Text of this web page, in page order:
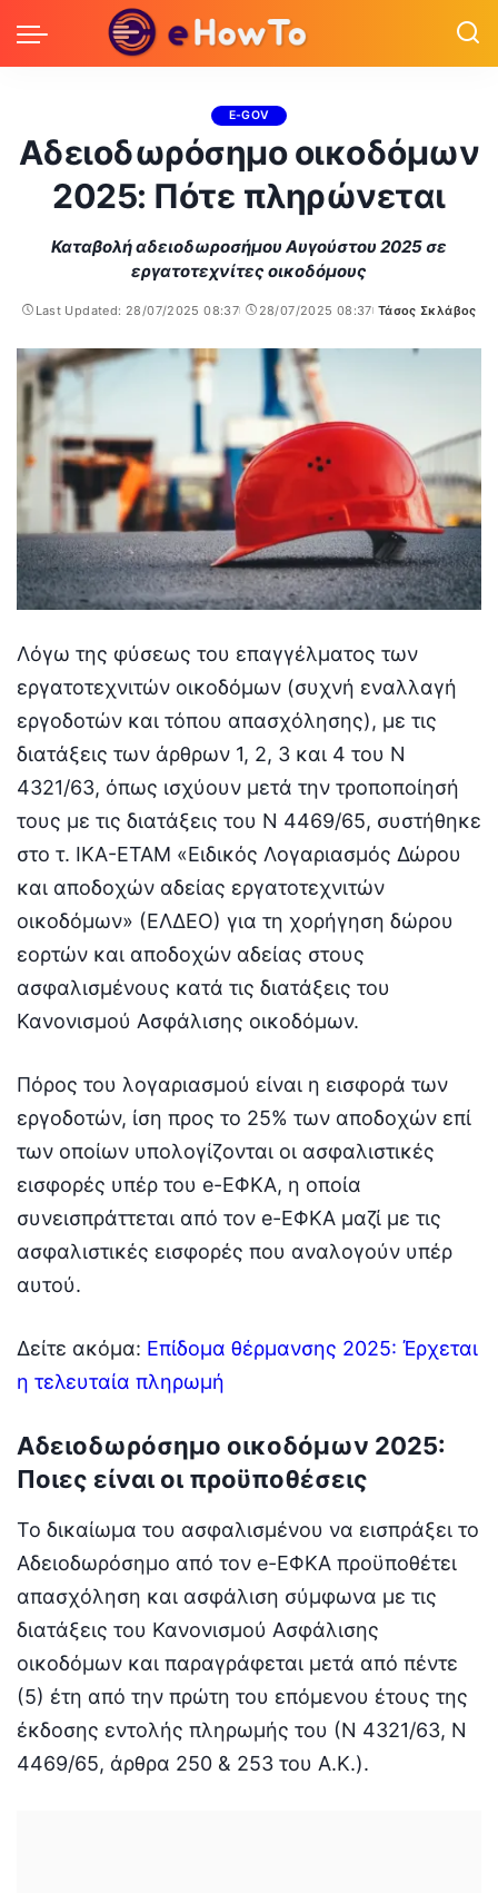
E-GOV
Αδειοδωρόσημο οικοδόμων
2025: Πότε πληρώνεται
Καταβολή αδειοδωροσήμου Αυγούστου 2025 σε
εργατοτεχνίτες οικοδόμους
Last Updated: 28/07/2025 08:37 28/07/2025 08:37
Posted
Τάσος Σκλάβος
Λόγω της φύσεως του επαγγέλματος των
εργατοτεχνιτών οικοδόμων (συχνή εναλλαγή
εργοδοτών και τόπου απασχόλησης), με τις
διατάξεις των άρθρων 1, 2, 3 και 4 του Ν
4321/63, όπως ισχύουν μετά την τροποποίησή
τους με τις διατάξεις του Ν 4469/65, συστήθηκε
στο τ. ΙΚΑ-ΕΤΑΜ «Ειδικός Λογαριασμός Δώρου
και αποδοχών αδείας εργατοτεχνιτών
οικοδόμων» (ΕΛΔΕΟ) για τη χορήγηση δώρου
εορτών και αποδοχών αδείας στους
ασφαλισμένους κατά τις διατάξεις του
Κανονισμού Ασφάλισης οικοδόμων.
Πόρος του λογαριασμού είναι η εισφορά των
εργοδοτών, ίση προς το 25% των αποδοχών επί
των οποίων υπολογίζονται οι ασφαλιστικές
εισφορές υπέρ του e-ΕΦΚΑ, η οποία
συνεισπράττεται από τον e-ΕΦΚΑ μαζί με τις
ασφαλιστικές εισφορές που αναλογούν υπέρ
αυτού.
Δείτε ακόμα: Επίδομα θέρμανσης 2025: Έρχεται
η τελευταία πληρωμή
Αδειοδωρόσημο οικοδόμων 2025:
Ποιες είναι οι προϋποθέσεις
Το δικαίωμα του ασφαλισμένου να εισπράξει το
Αδειοδωρόσημο από τον e-ΕΦΚΑ προϋποθέτει
απασχόληση και ασφάλιση σύμφωνα με τις
διατάξεις του Κανονισμού Ασφάλισης
οικοδόμων και παραγράφεται μετά από πέντε
(5) έτη από την πρώτη του επόμενου έτους της
έκδοσης εντολής πληρωμής του (Ν 4321/63, Ν
4469/65, άρθρα 250 & 253 του Α.Κ.).